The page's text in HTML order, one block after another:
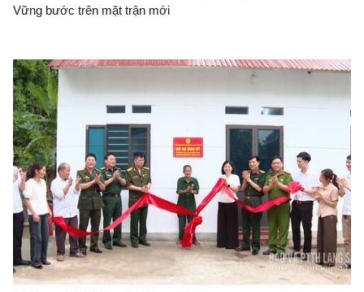
Vững bước trên mặt trận mới